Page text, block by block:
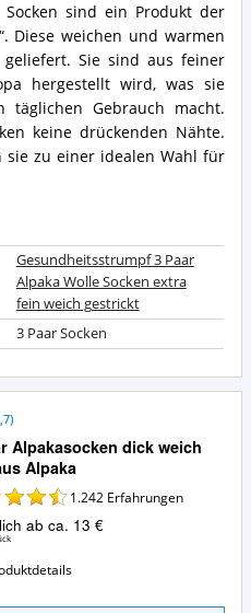
sind ein Produkt der
Diese weichen und warmen
geliefert. Sie sind aus feiner
hergestellt wird, was sie
täglichen Gebrauch macht.
keine drückenden Nähte.
sie zu einer idealen Wahl für
Gesundheitsstrumpf 3 Paar
Alpaka Wolle Socken extra
fein weich gestrickt
3 Paar Socken
Alpakasocken dick weich
Alpaka
)
1.242 Erfahrungen
ab ca. 13 €